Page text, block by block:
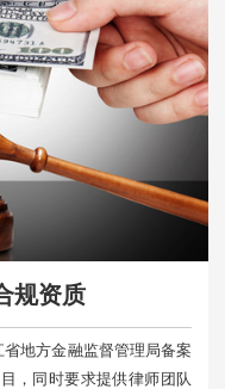
规资质
地方金融监督管理局备案
，同时要求提供律师团队